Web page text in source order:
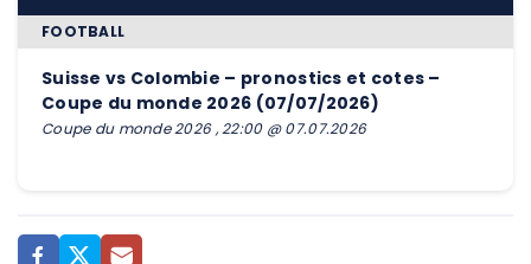
FOOTBALL
Suisse vs Colombie – pronostics et cotes –
Coupe du monde 2026 (07/07/2026)
Coupe du monde 2026 , 22:00 @ 07.07.2026